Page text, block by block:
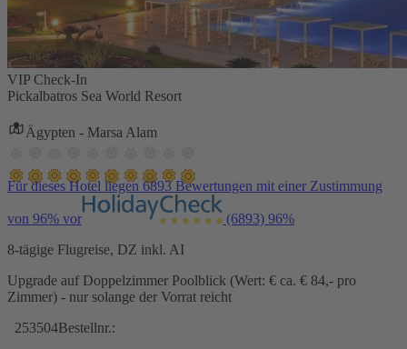
VIP Check-In
Pickalbatros Sea World Resort
Ägypten - Marsa Alam
Für dieses Hotel liegen 6893 Bewertungen mit einer Zustimmung
von 96% vor (6893) 96%
8-tägige Flugreise, DZ inkl. AI
Upgrade auf Doppelzimmer Poolblick (Wert: € ca. € 84,- pro
Zimmer) - nur solange der Vorrat reicht
253504Bestellnr.: